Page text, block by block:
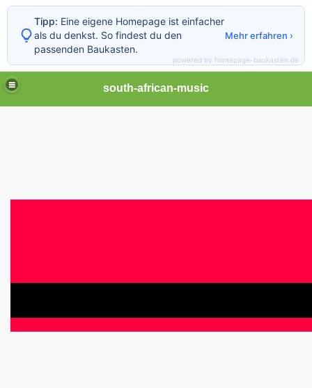
south-african-music
Tipp: Eine eigene Homepage ist einfacher
als du denkst. So findest du den
passenden Baukasten.
Mehr erfahren ›
powered by homepage-baukasten.de